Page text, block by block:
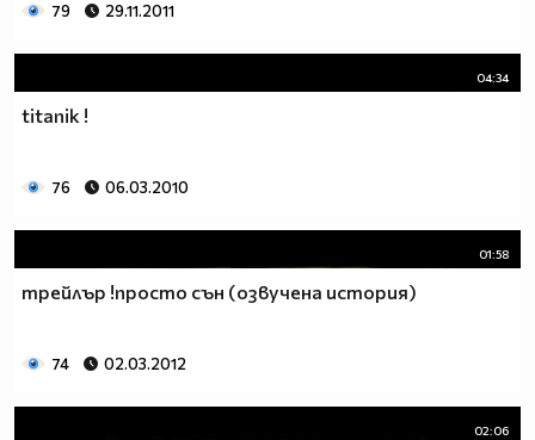
79 29.11.2011
04:34
titаnik !
76 06.03.2010
01:58
трейлър !просто сън (озвучена история)
74 02.03.2012
02:06